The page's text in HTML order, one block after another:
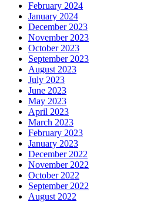
February 2024
January 2024
December 2023
November 2023
October 2023
September 2023
August 2023
July 2023
June 2023
May 2023
April 2023
March 2023
February 2023
January 2023
December 2022
November 2022
October 2022
September 2022
August 2022